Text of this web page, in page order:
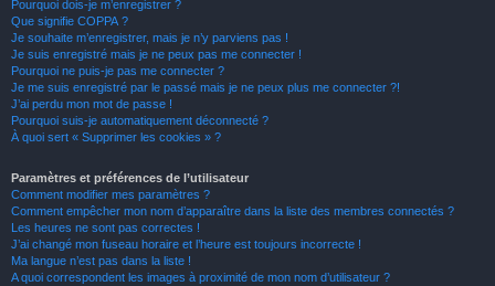
Pourquoi dois-je m’enregistrer ?
Que signifie COPPA ?
Je souhaite m’enregistrer, mais je n’y parviens pas !
Je suis enregistré mais je ne peux pas me connecter !
Pourquoi ne puis-je pas me connecter ?
Je me suis enregistré par le passé mais je ne peux plus me connecter ?!
J’ai perdu mon mot de passe !
Pourquoi suis-je automatiquement déconnecté ?
À quoi sert « Supprimer les cookies » ?
Paramètres et préférences de l’utilisateur
Comment modifier mes paramètres ?
Comment empêcher mon nom d’apparaître dans la liste des membres connectés ?
Les heures ne sont pas correctes !
J’ai changé mon fuseau horaire et l’heure est toujours incorrecte !
Ma langue n’est pas dans la liste !
A quoi correspondent les images à proximité de mon nom d’utilisateur ?